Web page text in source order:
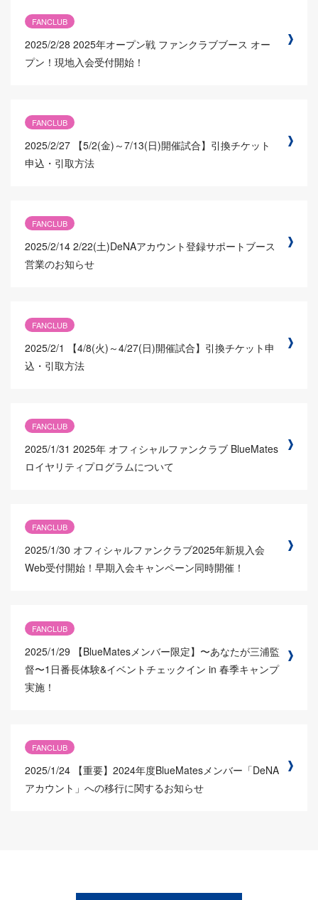
FANCLUB
2025/2/28 2025年オープン戦 ファンクラブブース オー
プン！現地入会受付開始！
FANCLUB
2025/2/27 【5/2(金)～7/13(日)開催試合】引換チケット
申込・引取方法
FANCLUB
2025/2/14 2/22(土)DeNAアカウント登録サポートブース
営業のお知らせ
FANCLUB
2025/2/1
【4/8(火)～4/27(日)開催試合】引換チケット申
込・引取方法
FANCLUB
2025/1/31 2025年 オフィシャルファンクラブ BlueMates
ロイヤリティプログラムについて
FANCLUB
2025/1/30 オフィシャルファンクラブ2025年新規入会
Web受付開始！早期入会キャンペーン同時開催！
FANCLUB
2025/1/29
【BlueMatesメンバー限定】〜あなたが三浦監
督〜1日番長体験&イベントチェックイン in 春季キャンプ
実施！
FANCLUB
2025/1/24 【重要】2024年度BlueMatesメンバー「DeNA
アカウント」への移行に関するお知らせ